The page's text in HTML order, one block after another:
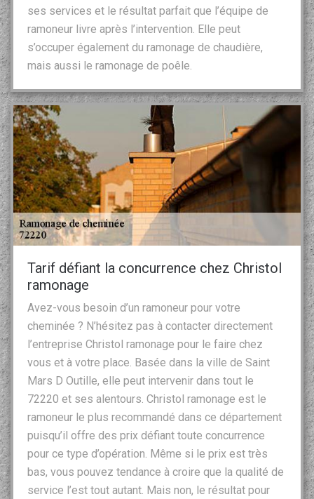
ses services et le résultat parfait que l’équipe de
ramoneur livre après l’intervention. Elle peut
s’occuper également du ramonage de chaudière,
mais aussi le ramonage de poêle.
Tarif défiant la concurrence chez Christol
ramonage
Avez-vous besoin d’un ramoneur pour votre
cheminée ? N’hésitez pas à contacter directement
l’entreprise Christol ramonage pour le faire chez
vous et à votre place. Basée dans la ville de Saint
Mars D Outille, elle peut intervenir dans tout le
72220 et ses alentours. Christol ramonage est le
ramoneur le plus recommandé dans ce département
puisqu’il offre des prix défiant toute concurrence
pour ce type d’opération. Même si le prix est très
bas, vous pouvez tendance à croire que la qualité de
service l’est tout autant. Mais non, le résultat pour